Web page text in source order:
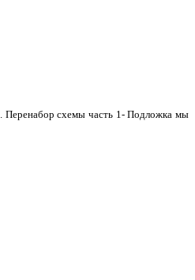
Перенабор схемы часть 1- Подложка мы